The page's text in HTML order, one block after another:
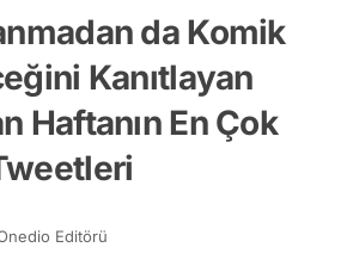
da Komik
Kanıtlayan
Haftanın En Çok
Editörü